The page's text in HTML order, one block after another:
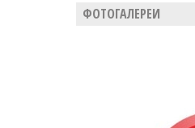
ФОТОГАЛЕРЕИ